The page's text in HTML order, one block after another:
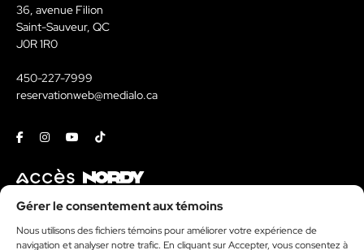
Gérer le consentement aux témoins
Nous utilisons des fichiers témoins pour améliorer votre expérience de
navigation et analyser notre trafic. En cliquant sur Accepter, vous consentez à
36, avenue Filion
Saint-Sauveur, QC
J0R 1R0
450-227-7999
reservationweb@medialo.ca
FacebookInstagramYoutubeTiktok
Contact
Kit média